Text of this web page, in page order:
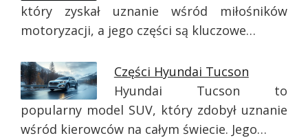
który zyskał uznanie wśród miłośników
motoryzacji, a jego części są kluczowe…
Części Hyundai Tucson
Hyundai Tucson to
popularny model SUV, który zdobył uznanie
wśród kierowców na całym świecie. Jego…